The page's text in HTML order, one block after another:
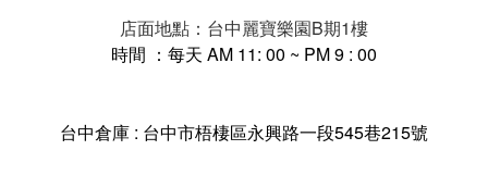
店面地點：台中麗寶樂園B期1樓
時間 ：每天 AM 11: 00 ~ PM 9 : 00
台中倉庫 : 台中市梧棲區永興路一段545巷215號